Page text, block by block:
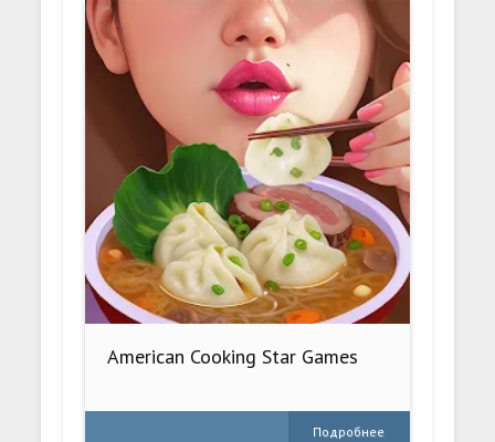
American Cooking Star Games
Подробнее